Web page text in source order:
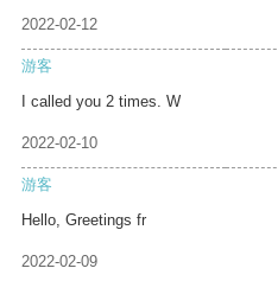
2022-02-12
游客
I called you 2 times. W
2022-02-10
游客
Hello, Greetings fr
2022-02-09